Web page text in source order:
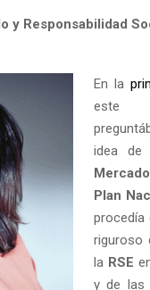
y Responsabilidad
En la
este
idea de
Mercado
Plan
procedía
riguroso
la RSE
y de las